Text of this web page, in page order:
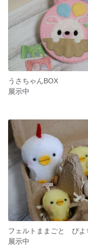
うさちゃんBOX
展示中
展示中